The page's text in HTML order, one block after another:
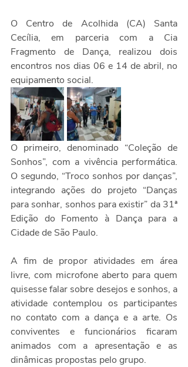
O Centro de Acolhida (CA) Santa
Cecília, em parceria com a Cia
Fragmento de Dança, realizou dois
encontros nos dias 06 e 14 de abril, no
equipamento social.
O primeiro, denominado “Coleção de
Sonhos”, com a vivência performática.
O segundo, “Troco sonhos por danças”,
integrando ações do projeto “Danças
para sonhar, sonhos para existir” da 31ª
Edição do Fomento à Dança para a
Cidade de São Paulo.
A fim de propor atividades em área
livre, com microfone aberto para quem
quisesse falar sobre desejos e sonhos, a
atividade contemplou os participantes
no contato com a dança e a arte. Os
conviventes e funcionários ficaram
animados com a apresentação e as
dinâmicas propostas pelo grupo.